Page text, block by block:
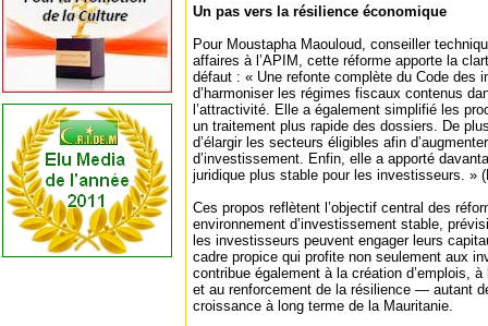
Un pas vers la résilience économique
Pour Moustapha Maouloud, conseiller
affaires à l’APIM, cette réforme apporte la
défaut : « Une refonte complète du Code des
d’harmoniser les régimes fiscaux contenus
l’attractivité. Elle a également simplifié les
un traitement plus rapide des dossiers. De
d’élargir les secteurs éligibles afin
d’investissement. Enfin, elle a apporté
juridique plus stable pour les investisseurs. »
Ces propos reflètent l’objectif central des
environnement d’investissement stable,
les investisseurs peuvent engager leurs
cadre propice qui profite non seulement aux
contribue également à la création d’emplois,
et au renforcement de la résilience — autant
croissance à long terme de la Mauritanie.